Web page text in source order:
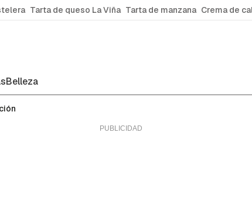
Tarta de queso La Viña Tarta de manzana Crema de
Belleza